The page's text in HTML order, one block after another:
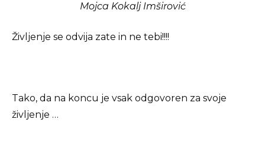
Mojca Kokalj Imširović
Življenje se odvija zate in ne tebi!!!!
Tako, da na koncu je vsak odgovoren za svoje
življenje …